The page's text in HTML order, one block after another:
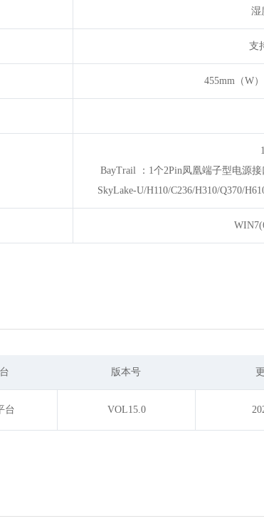
湿
支
455mm（W
BayTrail ：1个2Pin凤凰端子型电源
SkyLake-U/H110/C236/H310/Q370/
版本号
台 VOL15.0